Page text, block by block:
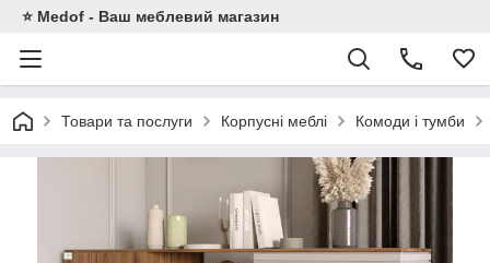
⭐ Medof - Ваш меблевий магазин
Товари та послуги Корпусні меблі Комоди і тумби